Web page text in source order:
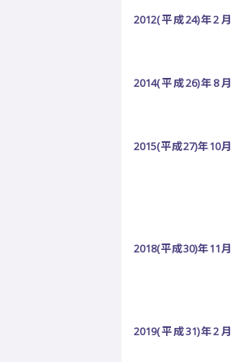
2012(平成24)年2月
2014(平成26)年8月
2015(平成27)年10月
2018(平成30)年11月
2019(平成31)年2月